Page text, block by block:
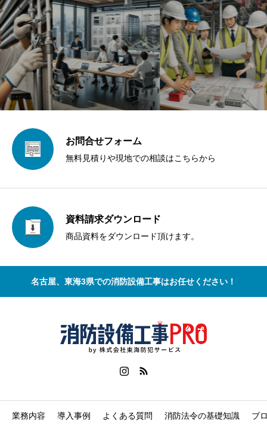
お問合せフォーム
無料見積りや現地での相談はこちらから
資料請求ダウンロード
商品資料をダウンロード頂けます。
名古屋、東海3県での消防設備工事はお任せください！
業務内容 導入事例 よくある質問 消防法令の基礎知識 ブ